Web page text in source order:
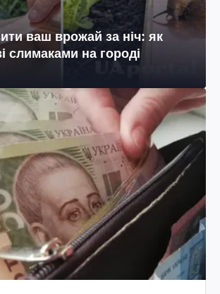
ваш врожай за ніч: як
слимаками на городі